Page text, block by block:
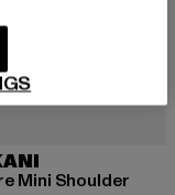
Mini Shoulder